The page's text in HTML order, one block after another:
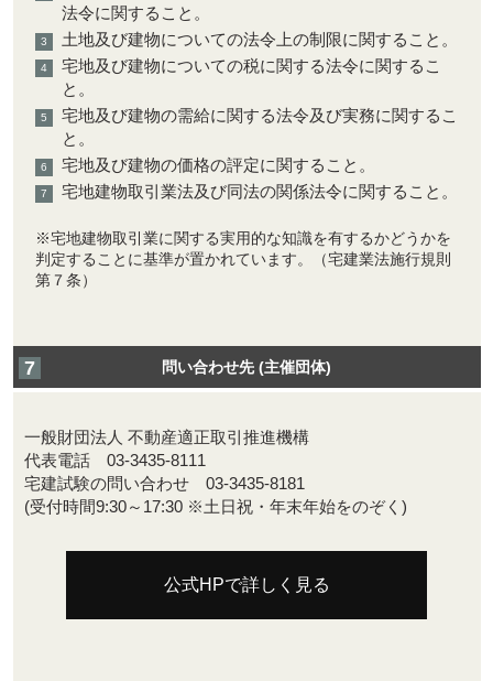
法令に関すること。
土地及び建物についての法令上の制限に関すること。
宅地及び建物についての税に関する法令に関するこ
と。
宅地及び建物の需給に関する法令及び実務に関するこ
と。
宅地及び建物の価格の評定に関すること。
宅地建物取引業法及び同法の関係法令に関すること。
※宅地建物取引業に関する実用的な知識を有するかどうかを
判定することに基準が置かれています。（宅建業法施行規則
第７条）
問い合わせ先 (主催団体)
一般財団法人 不動産適正取引推進機構
代表電話 03-3435-8111
宅建試験の問い合わせ 03-3435-8181
(受付時間9:30～17:30 ※土日祝・年末年始をのぞく)
公式HPで詳しく見る